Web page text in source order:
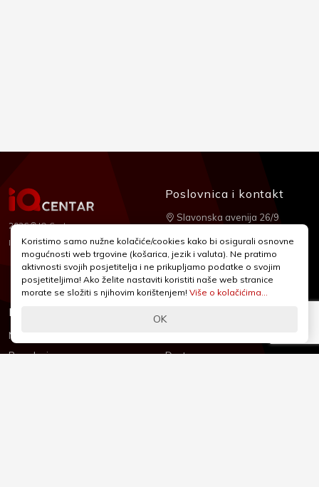
2026 © IQ Centar
Izrada:Nubilus
Informacije
Novosti & Promocije
Brandovi
Podrška
Dostava
Poslovnica i kontakt
Slavonska avenija 26/9
+385 1 2455 950
webshop@iqcentar.hr
Pon - Pet od 9 - 17h
Koristimo samo nužne kolačiće/cookies kako bi osigurali osnovne
mogućnosti web trgovine (košarica, jezik i valuta). Ne pratimo
aktivnosti svojih posjetitelja i ne prikupljamo podatke o svojim
posjetiteljima! Ako želite nastaviti koristiti naše web stranice
morate se složiti s njihovim korištenjem! Više o kolačićima...
OK